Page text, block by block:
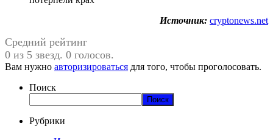
Источник: cryptonews.net
Средний рейтинг
0 из 5 звезд. 0 голосов.
Вам нужно авторизироваться для того, чтобы проголосовать.
Поиск
Поиск
Рубрики